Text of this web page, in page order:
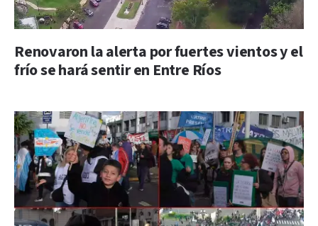
Renovaron la alerta por fuertes vientos y el
frío se hará sentir en Entre Ríos